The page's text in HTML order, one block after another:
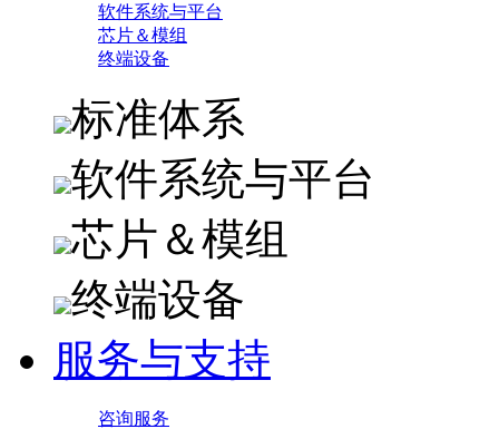
软件系统与平台
芯片＆模组
终端设备
标准体系
软件系统与平台
芯片＆模组
终端设备
服务与支持
咨询服务